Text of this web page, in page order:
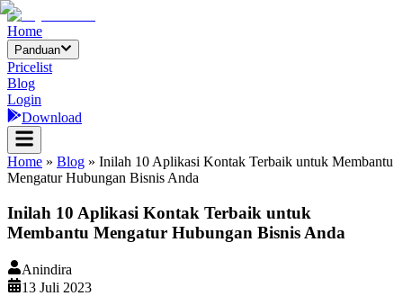
Home
Panduan
Pricelist
Blog
Login
Download
Home » Blog » Inilah 10 Aplikasi Kontak Terbaik untuk Membantu
Mengatur Hubungan Bisnis Anda
Inilah 10 Aplikasi Kontak Terbaik untuk
Membantu Mengatur Hubungan Bisnis Anda
Anindira
13 Juli 2023